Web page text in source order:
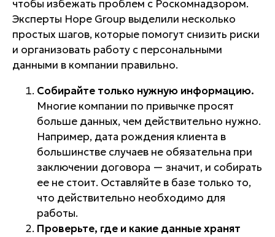
чтобы избежать проблем с Роскомнадзором.
Эксперты Hope Group выделили несколько
простых шагов, которые помогут снизить риски
и организовать работу с персональными
данными в компании правильно.
Собирайте только нужную информацию.
Многие компании по привычке просят
больше данных, чем действительно нужно.
Например, дата рождения клиента в
большинстве случаев не обязательна при
заключении договора — значит, и собирать
ее не стоит. Оставляйте в базе только то,
что действительно необходимо для
работы.
Проверьте, где и какие данные хранят